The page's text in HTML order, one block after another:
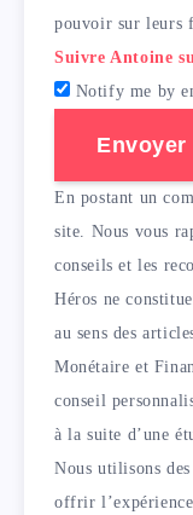
pouvoir sur leurs
Suivre Antoine
Notify me by
Envoyer
En postant un
site. Nous vous
conseils et les
Héros ne
au sens des
Monétaire et
conseil
à la suite d’une
Nous utilisons
offrir